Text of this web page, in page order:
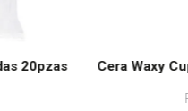
20pzas Cera Waxy